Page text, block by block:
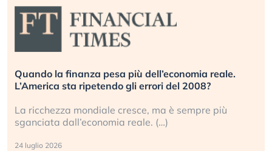
Quando la finanza pesa più dell’economia reale.
L’America sta ripetendo gli errori del 2008?
La ricchezza mondiale cresce, ma è sempre più
sganciata dall’economia reale. (…)
24 luglio 2026